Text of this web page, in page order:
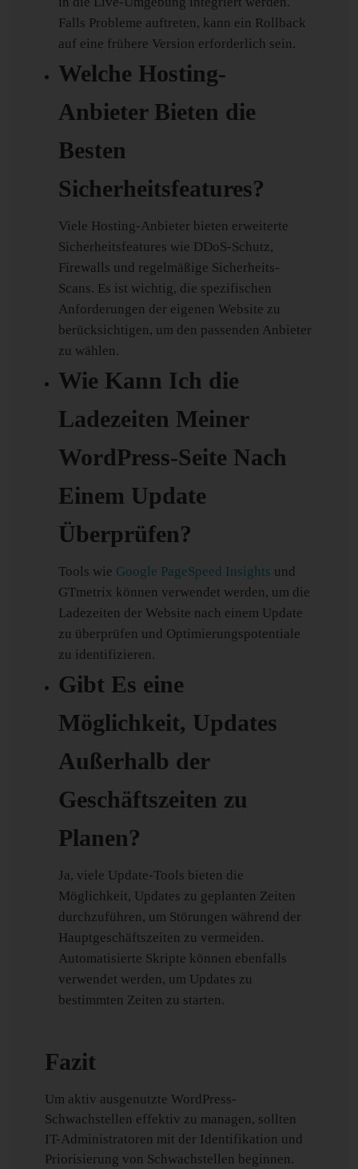
Falls Probleme auftreten, kann ein Rollback
auf eine frühere Version erforderlich sein.
Welche Hosting-
Anbieter Bieten die
Besten
Sicherheitsfeatures?
Viele Hosting-Anbieter bieten erweiterte
Sicherheitsfeatures wie DDoS-Schutz,
Firewalls und regelmäßige Sicherheits-
Scans. Es ist wichtig, die spezifischen
Anforderungen der eigenen Website zu
berücksichtigen, um den passenden Anbieter
zu wählen.
Wie Kann Ich die
Ladezeiten Meiner
WordPress-Seite Nach
Einem Update
Überprüfen?
Tools wie Google PageSpeed Insights und
GTmetrix können verwendet werden, um die
Ladezeiten der Website nach einem Update
zu überprüfen und Optimierungspotentiale
zu identifizieren.
Gibt Es eine
Möglichkeit, Updates
Außerhalb der
Geschäftszeiten zu
Planen?
Ja, viele Update-Tools bieten die
Möglichkeit, Updates zu geplanten Zeiten
durchzuführen, um Störungen während der
Hauptgeschäftszeiten zu vermeiden.
Automatisierte Skripte können ebenfalls
verwendet werden, um Updates zu
bestimmten Zeiten zu starten.
Fazit
Um aktiv ausgenutzte WordPress-
Schwachstellen effektiv zu managen, sollten
IT-Administratoren mit der Identifikation und
Priorisierung von Schwachstellen beginnen.